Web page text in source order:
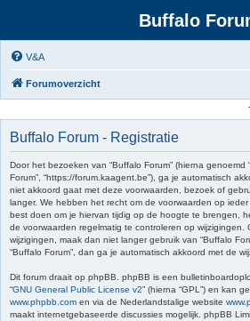
Buffalo
V&A
Forumoverzicht
Buffalo Forum - Registratie
Door het bezoeken van “Buffalo Forum” (hierna genoemd
Forum”, “https://forum.kaagent.be”), ga je automatisch
niet akkoord gaat met deze voorwaarden, bezoek of
langer. We hebben het recht om de voorwaarden op
best doen om je hiervan tijdig op de hoogte te brengen,
de voorwaarden regelmatig te controleren op wijzigingen.
wijzigingen, maak dan niet langer gebruik van “Buffalo
“Buffalo Forum”, dan ga je automatisch akkoord met de
Dit forum draait op phpBB. phpBB is een
“GNU General Public License v2” (hierna “GPL”) en kan
www.phpbb.com en via de Nederlandstalige website
maakt internetgebaseerde discussies mogelijk. phpBB